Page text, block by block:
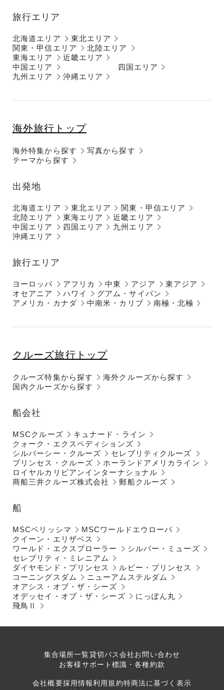
旅行エリア
北海道エリア
東北エリア
関東・甲信エリア
北陸エリア
東海エリア
近畿エリア
中国エリア
四国エリア
九州エリア
沖縄エリア
海外旅行トップ
海外特集から探す
テーマから探す
写真から探す
出発地
北海道エリア 東北エリア
関東・甲信エリア
北陸エリア
東海エリア
近畿エリア
中国エリア
四国エリア
九州エリア
沖縄エリア
旅行エリア
ヨーロッパ アフリカ 中東 アジア
東アジア
オセアニア
ハワイ
グアム・サイパン
アメリカ・カナダ
中南米・カリブ 南極・北極
クルーズ旅行トップ
クルーズ特集から探す
国内クルーズから探す
海外クルーズから探す
船会社
MSCクルーズ
キュナード・ライン
クォーク・エクスペディションズ
シルバーシー・クルーズ
セレブリティクルーズ
プリンセス・クルーズ
ホーランドアメリカライン
ロイヤルカリビアンインターナショナル
商船三井クルーズ株式会社
郵船クルーズ
船
MSCベリッシマ
MSCワールドエウローパ
クイーン・エリザベス
ワールド・エクスプローラー
シルバー・ミューズ
セレブリティ・ミレニアム
ダイヤモンド・プリンセス
ルビー・プリンセス
コーニングスダム
ニューアムステルダム
オアシス・オブ・ザ・シーズ
オデッセイ・オブ・ザ・シーズ
にっぽん丸
飛鳥Ⅱ
集合場所一覧貸切バス会社お問い合わせ
お客様サポート 標識・各種約款
会社概要採用情報利用規約特商法に基づく表示